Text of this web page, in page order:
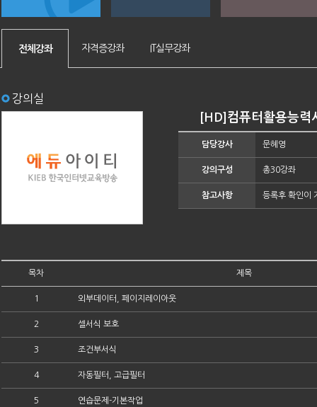
전체강좌 자격증강좌 IT실무강좌
강의실
[HD]컴퓨터활용능
담당강사 문혜영
강의구성 총30강좌
참고사항 등록후 확인이
목차 제목
1 외부데이터, 페이지레이아웃
2 셀서식 보호
3 조건부서식
4 자동필터, 고급필터
5 연습문제-기본작업